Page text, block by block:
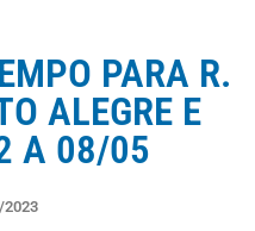
PARA R.
ALEGRE E
A 08/05